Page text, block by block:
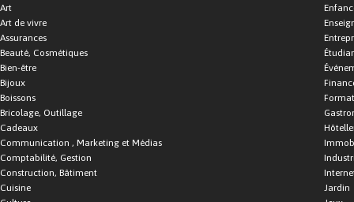
Art
Art de vivre
Assurances
Beauté, Cosmétiques
Bien-être
Bijoux
Boissons
Bricolage, Outillage
Cadeaux
Communication , Marketing et Médias
Comptabilité, Gestion
Construction, Bâtiment
Cuisine
Jardin